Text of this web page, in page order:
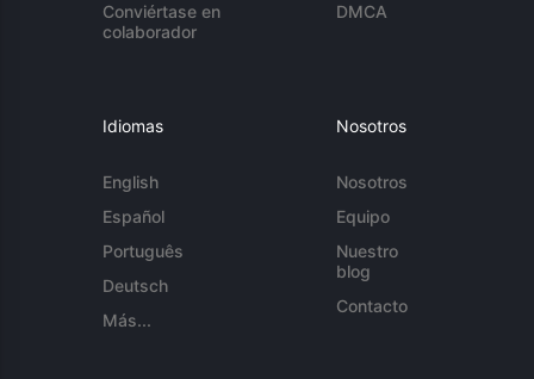
Conviértase en
colaborador
DMCA
Idiomas
English
Español
Português
Deutsch
Más...
Nosotros
Nosotros
Equipo
Nuestro
blog
Contacto